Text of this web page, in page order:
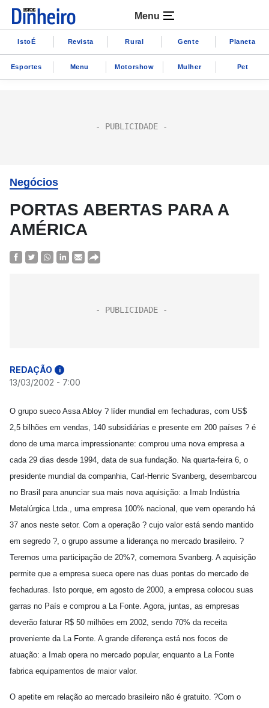
Menu
IstoÉ Revista Rural Gente Planeta
Esportes Menu Motorshow Mulher Pet
Negócios
PORTAS ABERTAS PARA A
AMÉRICA
REDAÇÃO i
13/03/2002 - 7:00
O grupo sueco Assa Abloy ? líder mundial em fechaduras, com US$
2,5 bilhões em vendas, 140 subsidiárias e presente em 200 países ? é
dono de uma marca impressionante: comprou uma nova empresa a
cada 29 dias desde 1994, data de sua fundação. Na quarta-feira 6, o
presidente mundial da companhia, Carl-Henric Svanberg, desembarcou
no Brasil para anunciar sua mais nova aquisição: a Imab Indústria
Metalúrgica Ltda., uma empresa 100% nacional, que vem operando há
37 anos neste setor. Com a operação ? cujo valor está sendo mantido
em segredo ?, o grupo assume a liderança no mercado brasileiro. ?
Teremos uma participação de 20%?, comemora Svanberg. A aquisição
permite que a empresa sueca opere nas duas pontas do mercado de
fechaduras. Isto porque, em agosto de 2000, a empresa colocou suas
garras no País e comprou a La Fonte. Agora, juntas, as empresas
deverão faturar R$ 50 milhões em 2002, sendo 70% da receita
proveniente da La Fonte. A grande diferença está nos focos de
atuação: a Imab opera no mercado popular, enquanto a La Fonte
fabrica equipamentos de maior valor.
O apetite em relação ao mercado brasileiro não é gratuito. ?Com o